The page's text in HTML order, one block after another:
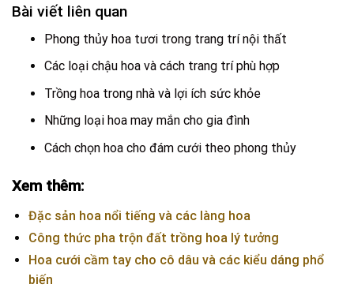
Bài viết liên quan
Phong thủy hoa tươi trong trang trí nội thất
Các loại chậu hoa và cách trang trí phù hợp
Trồng hoa trong nhà và lợi ích sức khỏe
Những loại hoa may mắn cho gia đình
Cách chọn hoa cho đám cưới theo phong thủy
Xem thêm:
Đặc sản hoa nổi tiếng và các làng hoa
Công thức pha trộn đất trồng hoa lý tưởng
Hoa cưới cầm tay cho cô dâu và các kiểu dáng phổ
biến